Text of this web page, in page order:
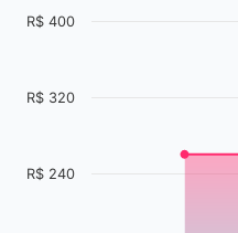
R$ 240
R$ 320
R$ 400